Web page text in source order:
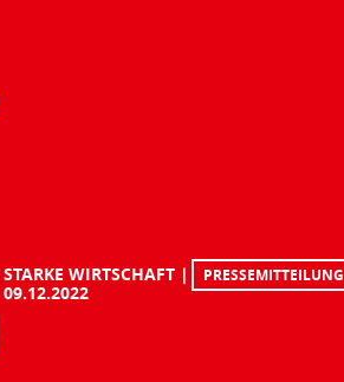
STARKE WIRTSCHAFT
09.12.2022
PRESSEMITTEILUNG